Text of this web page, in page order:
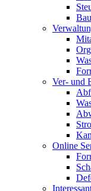
Ver- und
Online